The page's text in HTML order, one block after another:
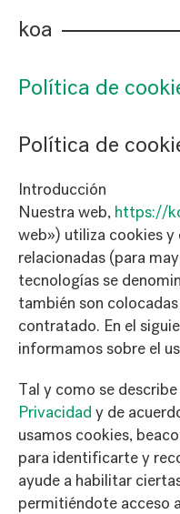
koa
Política de
Política de
Introducción
Nuestra web, https://
web») utiliza cookies
relacionadas (para
tecnologías se
también son
contratado. En el
informamos sobre el
Tal y como se
Privacidad y de
usamos cookies,
para identificarte y
ayude a habilitar
permitiéndote acceso